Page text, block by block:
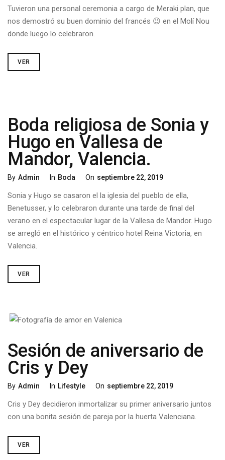
Tuvieron una personal ceremonia a cargo de Meraki plan, que
nos demostró su buen dominio del francés 😉 en el Molí Nou
donde luego lo celebraron.
VER
Boda religiosa de Sonia y
Hugo en Vallesa de
Mandor, Valencia.
By Admin In Boda On Septiembre 22, 2019
Sonia y Hugo se casaron el la iglesia del pueblo de ella,
Benetusser, y lo celebraron durante una tarde de final del
verano en el espectacular lugar de la Vallesa de Mandor. Hugo
se arregló en el histórico y céntrico hotel Reina Victoria, en
Valencia.
VER
Sesión de aniversario de
Cris y Dey
By Admin In Lifestyle On Septiembre 22, 2019
Cris y Dey decidieron inmortalizar su primer aniversario juntos
con una bonita sesión de pareja por la huerta Valenciana.
VER